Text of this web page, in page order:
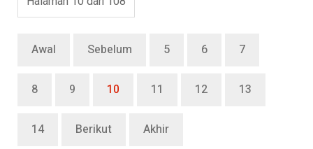
Awal Sebelum 5 6 7
8 9 10 11 12 13
14 Berikut Akhir